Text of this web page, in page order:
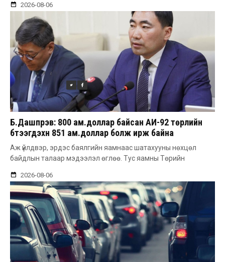
2026-08-06
Б.Дашпүрэв: 800 ам.доллар байсан АИ-92 төрлийн
бүтээгдэхүүн 851 ам.доллар болж ирж байна
Аж үйлдвэр, эрдэс баялгийн яамнаас шатахууны нөхцөл
байдлын талаар мэдээлэл өглөө. Тус яамны Төрийн
2026-08-06